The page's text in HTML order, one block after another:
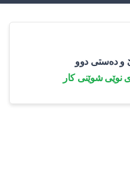
و دەستی دوو
شوێنی کار